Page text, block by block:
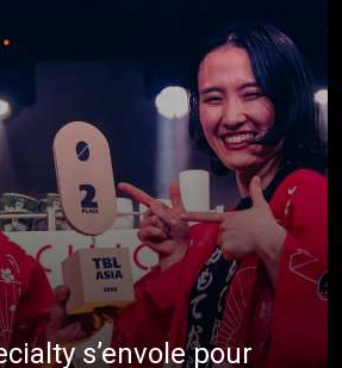
s’envole pour